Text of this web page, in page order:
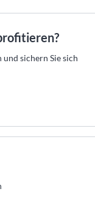
und sichern Sie sich